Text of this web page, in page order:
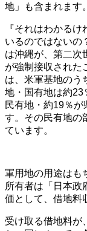
地」も含まれます。
『それはわかる
いるのではないの
は沖縄が、第二次
が強制接収された
は、米軍基地のう
地・国有地は約23
民有地・約19％
す。その民有地の
ています。
軍用地の用途はも
所有者は「日本政
価として、借地料
受け取る借地料が